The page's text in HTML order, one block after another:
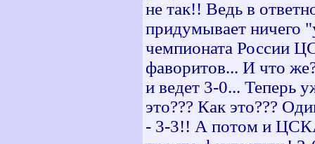
не так!! Ведь в
придумывает ничего
чемпионата России
фаворитов... И что
и ведет 3-0... Теперь
это??? Как это???
- 3-3!! А потом и